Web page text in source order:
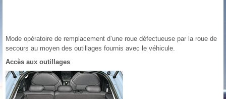
Mode opératoire de remplacement d’une roue défectueuse par la roue de
secours au moyen des outillages fournis avec le véhicule.
Accès aux outillages